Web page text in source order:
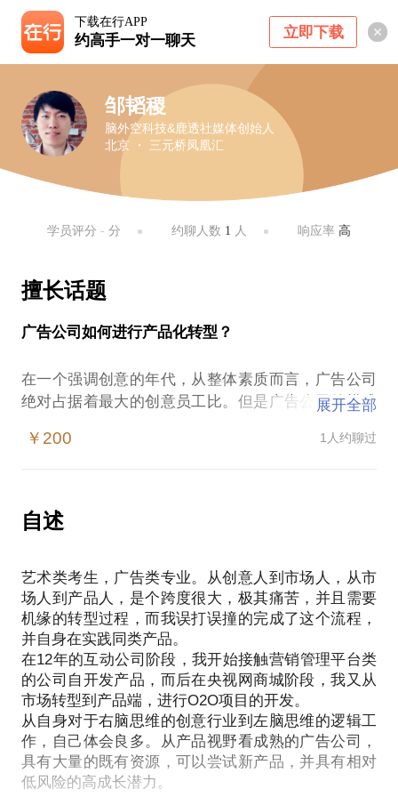
下载在行APP
约高手一对一聊天 立即下载
邹韬稷
脑外空科技&鹿透社媒体创始人
北京 ・ 三元桥凤凰汇
学员评分 - 分 约聊人数 1 人 响应率高
擅长话题
广告公司如何进行产品化转型？
在一个强调创意的年代，从整体素质而言，广告公司
绝对占据着最大的创意员工比。但是广告公司的模式
组，订制化，复制难，人员贵」的行业瓶颈。这与广
可数。
以广告公司为代表的创意产业型公司，尤其是传统广
方法论的失宠，甲方营销系统数据化的丰富，公司转
型面临的管理难题和文化难题，商业模式的难设定，
船大难掉头的决心割舍等众多问题。
随便说一个业内老总的心态。这是我的一个老领导，
单从专业水准来看，在国内的某些品牌创意领域，说
第二没人敢认第一。今年做了一个孵化器，也尝试转
型。我和他交流的时候说到一个行业普遍问题，那就
是广告公司一直以来处于一个低风险经营状态，先有
单，后干活，不对销售效果负责。而互联网公司则刚
好相反，单是这种盈利模式上的变化，就让很多传统
展开全部
￥200 1人约聊过
自述
艺术类考生，广告类专业。从创意人到市场人，从市
场人到产品人，是个跨度很大，极其痛苦，并且需要
机缘的转型过程，而我误打误撞的完成了这个流程，
并自身在实践同类产品。
在12年的互动公司阶段，我开始接触营销管理平台类
的公司自开发产品，而后在央视网商城阶段，我又从
市场转型到产品端，进行O2O项目的开发。
从自身对于右脑思维的创意行业到左脑思维的逻辑工
作，自己体会良多。从产品视野看成熟的广告公司，
具有大量的既有资源，可以尝试新产品，并具有相对